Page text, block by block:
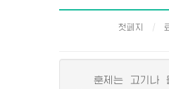
첫페지
훈제는 고기나